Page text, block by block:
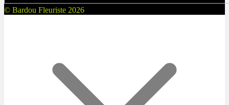
© Bardou Fleuriste 2026